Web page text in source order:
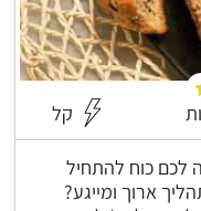
קל
לכם כוח להתחיל
ארוך ומייגע?